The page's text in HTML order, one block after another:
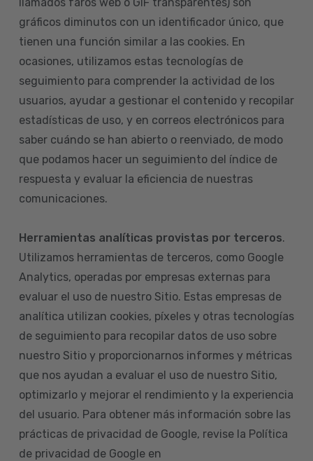
gráficos diminutos con un identificador único, que
tienen una función similar a las cookies. En
ocasiones, utilizamos estas tecnologías de
seguimiento para comprender la actividad de los
usuarios, ayudar a gestionar el contenido y recopilar
estadísticas de uso, y en correos electrónicos para
saber cuándo se han abierto o reenviado, de modo
que podamos hacer un seguimiento del índice de
respuesta y evaluar la eficiencia de nuestras
comunicaciones.
Herramientas analíticas provistas por terceros.
Utilizamos herramientas de terceros, como Google
Analytics, operadas por empresas externas para
evaluar el uso de nuestro Sitio. Estas empresas de
analítica utilizan cookies, píxeles y otras tecnologías
de seguimiento para recopilar datos de uso sobre
nuestro Sitio y proporcionarnos informes y métricas
que nos ayudan a evaluar el uso de nuestro Sitio,
optimizarlo y mejorar el rendimiento y la experiencia
del usuario. Para obtener más información sobre las
prácticas de privacidad de Google, revise la Política
de privacidad de Google en